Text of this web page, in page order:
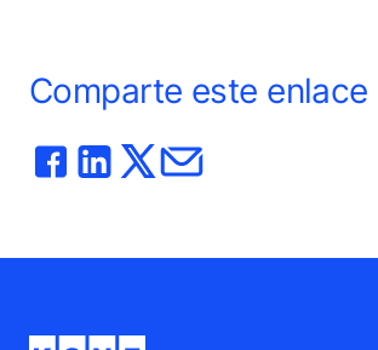
Comparte este enlace